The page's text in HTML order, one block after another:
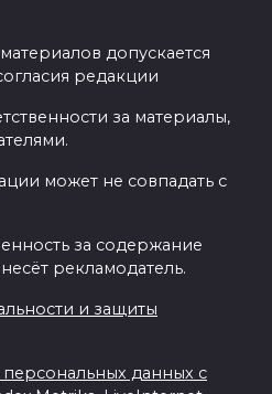
допускается
редакции
за материалы,
может не совпадать с
за содержание
рекламодатель.
и защиты
данных с